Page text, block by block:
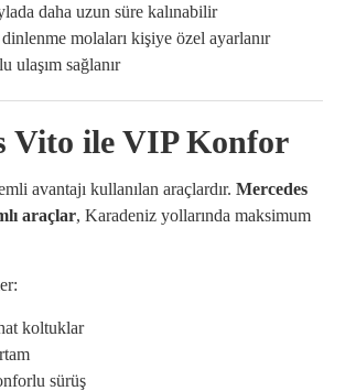
daha uzun süre kalınabilir
molaları kişiye özel ayarlanır
ulaşım sağlanır
Vito ile VIP Konfor
avantajı kullanılan araçlardır. Mercedes
araçlar, Karadeniz yollarında maksimum
koltuklar
sürüş